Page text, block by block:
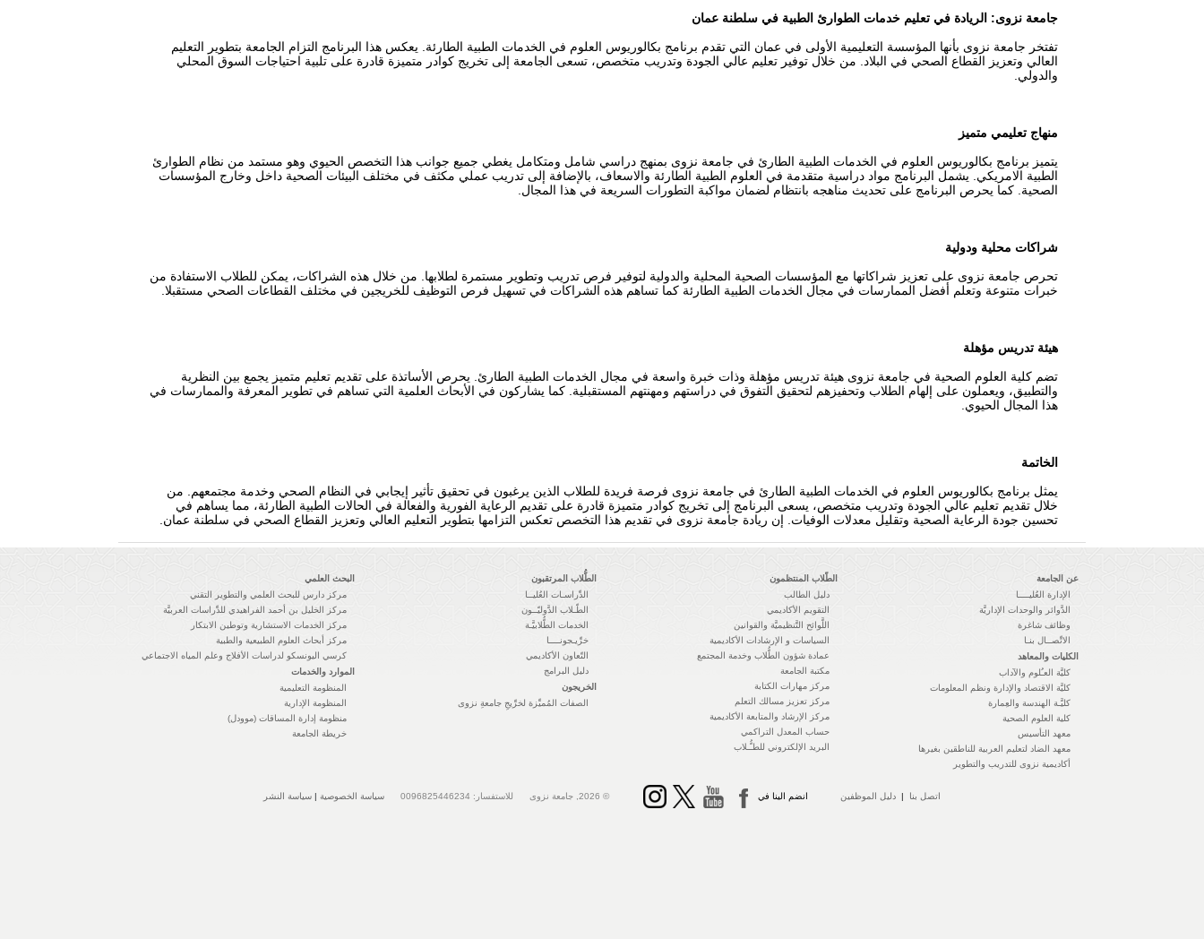
جامعة نزوى: الريادة في تعليم خدمات الطوارئ الطبية في سلطنة عمان
تفتخر جامعة نزوى بأنها المؤسسة التعليمية الأولى في عمان التي تقدم برنامج بكالوريوس العلوم في الخدمات الطبية الطارئة. يعكس هذا البرنامج التزام الجامعة بتطوير التعليم
العالي وتعزيز القطاع الصحي في البلاد. من خلال توفير تعليم عالي الجودة وتدريب متخصص، تسعى الجامعة إلى تخريج كوادر متميزة قادرة على تلبية احتياجات السوق المحلي
والدولي.
منهاج تعليمي متميز
يتميز برنامج بكالوريوس العلوم في الخدمات الطبية الطارئ في جامعة نزوى بمنهج دراسي شامل ومتكامل يغطي جميع جوانب هذا التخصص الحيوي وهو مستمد من نظام الطوارئ
الطبية الامريكي. يشمل البرنامج مواد دراسية متقدمة في العلوم الطبية الطارئة والاسعاف، بالإضافة إلى تدريب عملي مكثف في مختلف البيئات الصحية داخل وخارج المؤسسات
الصحية. كما يحرص البرنامج على تحديث مناهجه بانتظام لضمان مواكبة التطورات السريعة في هذا المجال.
شراكات محلية ودولية
تحرص جامعة نزوى على تعزيز شراكاتها مع المؤسسات الصحية المحلية والدولية لتوفير فرص تدريب وتطوير مستمرة لطلابها. من خلال هذه الشراكات، يمكن للطلاب الاستفادة من
خبرات متنوعة وتعلم أفضل الممارسات في مجال الخدمات الطبية الطارئة كما تساهم هذه الشراكات في تسهيل فرص التوظيف للخريجين في مختلف القطاعات الصحي مستقبلا.
هيئة تدريس مؤهلة
تضم كلية العلوم الصحية في جامعة نزوى هيئة تدريس مؤهلة وذات خبرة واسعة في مجال الخدمات الطبية الطارئ. يحرص الأساتذة على تقديم تعليم متميز يجمع بين النظرية
والتطبيق، ويعملون على إلهام الطلاب وتحفيزهم لتحقيق التفوق في دراستهم ومهنتهم المستقبلية. كما يشاركون في الأبحاث العلمية التي تساهم في تطوير المعرفة والممارسات في
هذا المجال الحيوي.
الخاتمة
يمثل برنامج بكالوريوس العلوم في الخدمات الطبية الطارئ في جامعة نزوى فرصة فريدة للطلاب الذين يرغبون في تحقيق تأثير إيجابي في النظام الصحي وخدمة مجتمعهم. من
خلال تقديم تعليم عالي الجودة وتدريب متخصص، يسعى البرنامج إلى تخريج كوادر متميزة قادرة على تقديم الرعاية الفورية والفعالة في الحالات الطبية الطارئة، مما يساهم في
تحسين جودة الرعاية الصحية وتقليل معدلات الوفيات. إن ريادة جامعة نزوى في تقديم هذا التخصص تعكس التزامها بتطوير التعليم العالي وتعزيز القطاع الصحي في سلطنة عمان.
عن الجامعة
الإدارة العُليــــا
الدَّوائر والوحدات الإداريَّة
وظائف شاغرة
الاتِّصــال بنـا
الكليات والمعاهد
كليَّة العـُلوم والآداب
كليَّة الاقتصاد والإدارة ونظم المعلومات
كليَّـة الهندسة والعِمارة
كلية العلوم الصحية
معهد التأسيس
معهد الضاد لتعليم العربية للناطقين بغيرها
أكاديمية نزوى للتدريب والتطوير
الطّلاب المنتظمون
دليل الطالب
التقويم الأكاديمي
اللَّوائح التَّنظيميَّة والقوانين
السياسات و الإرشادات الأكاديمية
عمادة شؤون الطُّلاب وخدمة المجتمع
مكتبة الجامعة
مركز مهارات الكتابة
مركز تعزيز مسالك التعلم
مركز الإرشاد والمتابعة الأكاديمية
حساب المعدل التراكمي
البريد الإلكتروني للطـُّـلاب
الطُّلاب المرتقبون
الدِّراسـات العُليــا
الطّـلاب الدَّوليّــون
الخدمات الطُّلابيَّـة
خرِّيـجونــــا
التّعاون الأكاديمي
دليل البرامج
الخريجون
الصفات المُميِّزة لخرِّيجِ جامعةِ نزوى
البحث العلمي
مركز دارس للبحث العلمي والتطوير التقني
مركز الخليل بن أحمد الفراهيدي للدِّراسات العربيَّة
مركز الخدمات الاستشارية وتوطين الابتكار
مركز أبحاث العلوم الطبيعية والطبية
كرسي اليونسكو لدراسات الأفلاج وعلم المياه الاجتماعي
الموارد والخدمات
المنظومة التعليمية
المنظومة الإدارية
منظومة إدارة المساقات (موودل)
خريطة الجامعة
اتصل بنا | دليل الموظفين انضم الينا في © 2026, جامعة نزوى للاستفسار: 0096825446234 سياسة الخصوصية | سياسة النشر